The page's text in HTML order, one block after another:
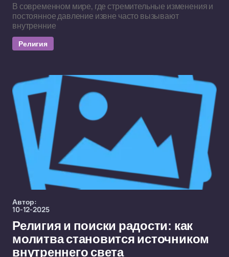
В современном мире, где стремительные изменения и
постоянное давление извне часто вызывают
внутренние
Религия
Автор:
10-12-2025
Религия и поиски радости: как
молитва становится источником
внутреннего света